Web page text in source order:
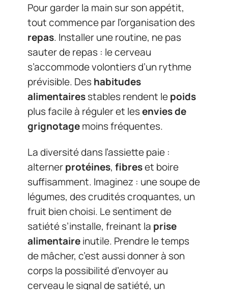
Pour garder la main sur son appétit,
tout commence par l’organisation des
repas. Installer une routine, ne pas
sauter de repas : le cerveau
s’accommode volontiers d’un rythme
prévisible. Deshabitudes
alimentairesstables rendent lepoids
plus facile à réguler et lesenvies de
grignotagemoins fréquentes.
La diversité dans l’assiette paie :
alternerprotéines, fibreset boire
suffisamment. Imaginez : une soupe de
légumes, des crudités croquantes, un
fruit bien choisi. Le sentiment de
satiété s’installe, freinant la prise
alimentaireinutile. Prendre le temps
de mâcher, c’est aussi donner à son
corps la possibilité d’envoyer au
cerveau le signal de satiété, un